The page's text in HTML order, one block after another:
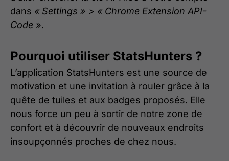
dans « Settings » > « Chrome Extension API-
Code ».
Pourquoi utiliser StatsHunters ?
L’application StatsHunters est une source de
motivation et une invitation à rouler grâce à la
quête de tuiles et aux badges proposés. Elle
nous force un peu à sortir de notre zone de
confort et à découvrir de nouveaux endroits
insoupçonnés proches de chez nous.